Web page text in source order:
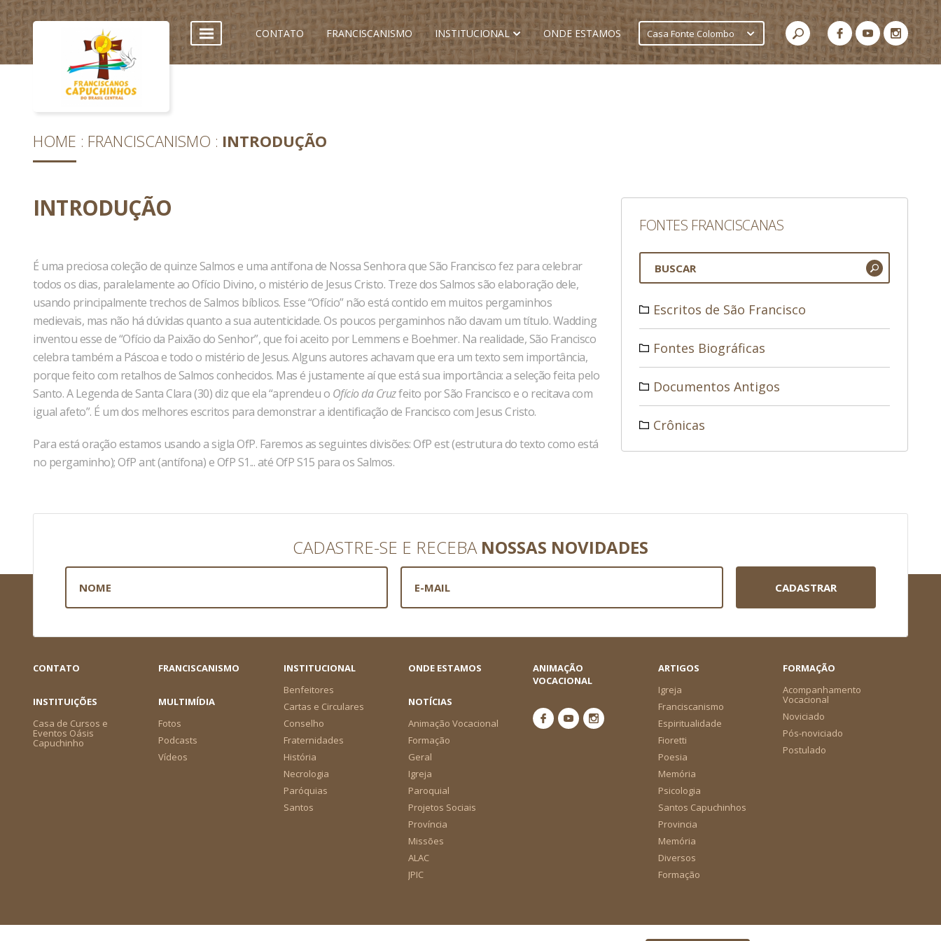
CONTATO FRANCISCANISMO INSTITUCIONAL ONDE ESTAMOS Casa Fonte Colombo
HOME FRANCISCANISMO INTRODUÇÃO
INTRODUÇÃO
É uma preciosa coleção de quinze Salmos e uma antífona de Nossa Senhora que São Francisco fez para celebrar
todos os dias, paralelamente ao Ofício Divino, o mistério de Jesus Cristo. Treze dos Salmos são elaboração dele,
usando principalmente trechos de Salmos bíblicos. Esse “Ofício” não está contido em muitos pergaminhos
medievais, mas não há dúvidas quanto a sua autenticidade. Os poucos pergaminhos não davam um título. Wadding
inventou esse de “Ofício da Paixão do Senhor”, que foi aceito por Lemmens e Boehmer. Na realidade, São Francisco
celebra também a Páscoa e todo o mistério de Jesus. Alguns autores achavam que era um texto sem importância,
porque feito com retalhos de Salmos conhecidos. Mas é justamente aí que está sua importância: a seleção feita pelo
Santo. A Legenda de Santa Clara (30) diz que ela “aprendeu o Ofício da Cruzfeito por São Francisco e o recitava com
igual afeto”. É um dos melhores escritos para demonstrar a identificação de Francisco com Jesus Cristo.
Para está oração estamos usando a sigla OfP. Faremos as seguintes divisões: OfP est (estrutura do texto como está
no pergaminho); OfP ant (antífona) e OfP S1... até OfP S15 para os Salmos.
FONTES FRANCISCANAS
Escritos de São Francisco
Fontes Biográficas
Documentos Antigos
Crônicas
CADASTRE-SE E RECEBA NOSSAS NOVIDADES
CADASTRAR
CONTATO FRANCISCANISMO
INSTITUCIONAL
Benfeitores
Cartas e Circulares
Conselho
Fraternidades
História
Necrologia
Paróquias
Santos
ONDE ESTAMOS
ANIMAÇÃO
VOCACIONAL
ARTIGOS
Igreja
Franciscanismo
Espiritualidade
Fioretti
Poesia
Memória
Psicologia
Santos Capuchinhos
Provincia
Memória
Diversos
Formação
FORMAÇÃO
Acompanhamento
Vocacional
Noviciado
Pós-noviciado
Postulado
INSTITUIÇÕES
Casa de Cursos e
Eventos Oásis
Capuchinho
MULTIMÍDIA
Fotos
Podcasts
Vídeos
NOTÍCIAS
Animação Vocacional
Formação
Geral
Igreja
Paroquial
Projetos Sociais
Província
Missões
ALAC
JPIC